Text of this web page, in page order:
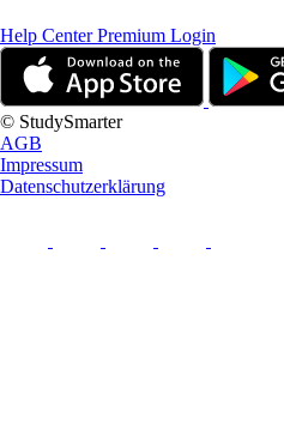
Help CenterPremium Login
© StudySmarter
AGB
Impressum
Datenschutzerklärung